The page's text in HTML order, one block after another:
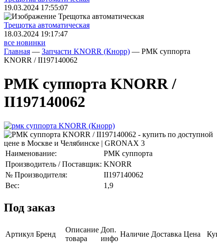
19.03.2024 17:55:07
Трещoтка автоматическая
18.03.2024 19:17:47
все новинки
Главная — Запчасти KNORR (Кнорр) — РМК суппорта
KNORR / II197140062
РМК суппорта KNORR /
II197140062
Наименование:
РМК суппорта
Производитель / Поставщик: KNORR
№ Производителя:
II197140062
Вес:
1,9
Под заказ
Артикул Бренд
Описание
товара
Доп.
инфо
Наличие Доставка Цена